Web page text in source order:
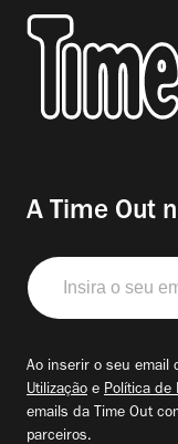
A Time Out
Insira
o
seu
Ao inserir o seu email
Utilização e Política de
emails da Time Out
parceiros.